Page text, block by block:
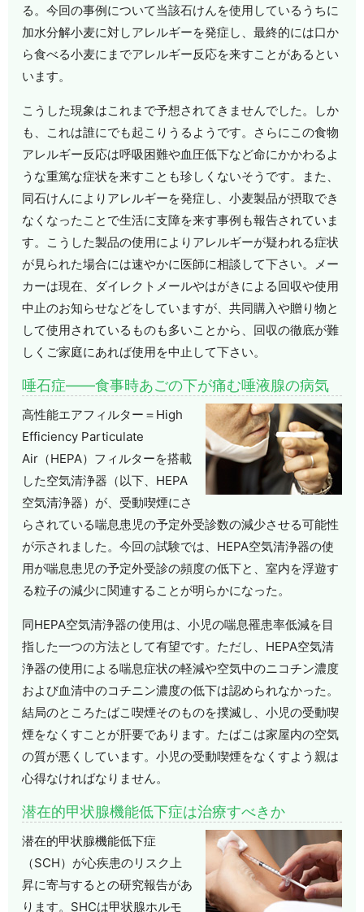
る。今回の事例について当該石けんを使用しているうちに
加水分解小麦に対しアレルギーを発症し、最終的には口か
ら食べる小麦にまでアレルギー反応を来すことがあるとい
います。
こうした現象はこれまで予想されてきませんでした。しか
も、これは誰にでも起こりうるようです。さらにこの食物
アレルギー反応は呼吸困難や血圧低下など命にかかわるよ
うな重篤な症状を来すことも珍しくないそうです。また、
同石けんによりアレルギーを発症し、小麦製品が摂取でき
なくなったことで生活に支障を来す事例も報告されていま
す。こうした製品の使用によりアレルギーが疑われる症状
が見られた場合には速やかに医師に相談して下さい。メー
カーは現在、ダイレクトメールやはがきによる回収や使用
中止のお知らせなどをしていますが、共同購入や贈り物と
して使用されているものも多いことから、回収の徹底が難
しくご家庭にあれば使用を中止して下さい。
唾石症――食事時あごの下が痛む唾液腺の病気
高性能エアフィルター＝High
Efficiency Particulate
Air（HEPA）フィルターを搭載
した空気清浄器（以下、HEPA
空気清浄器）が、受動喫煙にさ
らされている喘息患児の予定外受診数の減少させる可能性
が示されました。今回の試験では、HEPA空気清浄器の使
用が喘息患児の予定外受診の頻度の低下と、室内を浮遊す
る粒子の減少に関連することが明らかになった。
同HEPA空気清浄器の使用は、小児の喘息罹患率低減を目
指した一つの方法として有望です。ただし、HEPA空気清
浄器の使用による喘息症状の軽減や空気中のニコチン濃度
および血清中のコチニン濃度の低下は認められなかった。
結局のところたばこ喫煙そのものを撲滅し、小児の受動喫
煙をなくすことが肝要であります。たばこは家屋内の空気
の質が悪くしています。小児の受動喫煙をなくすよう親は
心得なければなりません。
潜在的甲状腺機能低下症は治療すべきか
潜在的甲状腺機能低下症
（SCH）が心疾患のリスク上
昇に寄与するとの研究報告があ
ります。SHCは甲状腺ホルモ